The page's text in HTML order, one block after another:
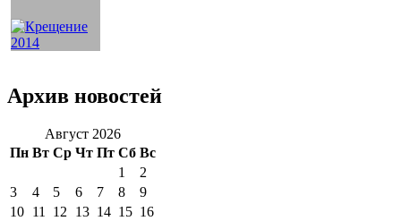
Архив новостей
Август 2026
Пн Вт Ср Чт Пт Сб Вс
1
2
3
4 5 6 7 8
9
10 11 12 13 14 15 16